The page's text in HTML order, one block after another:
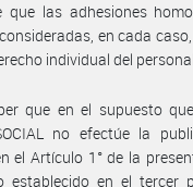
que las adhesiones
en cada
individual del
que en el supuesto
no efectúe la
el Artículo 1° de la
establecido en el tercer